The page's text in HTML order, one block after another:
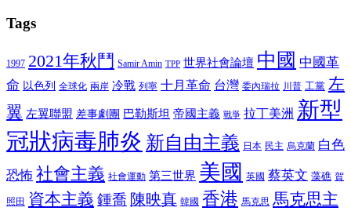
Tags
1997 2021年秋鬥 Samir Amin TPP 世界社會論壇 中國 中國革
命 以色列 全球化 兩岸 冷戰 列寧 十月革命 台灣 委內瑞拉 川普 工黨 左
翼 左翼聯盟 差事劇團 巴勒斯坦 帝國主義 戰爭 拉丁美洲 新型
冠狀病毒肺炎 新自由主義 日本 民主 烏克蘭 白色
恐怖 社會主義 社會運動 第三世界 美國 英國 蔡英文 藻礁 賀
照田 資本主義 鍾喬 陳映真 韓國 香港 馬克思 馬克思主